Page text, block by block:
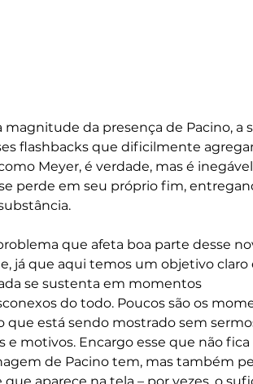
da presença de Pacino, a
flashbacks que dificilmente
Meyer, é verdade, mas é
perde em seu próprio fim,
que afeta boa parte desse
já que aqui temos um objetivo claro
se sustenta em momentos
do todo. Poucos são os
que está sendo mostrado sem
motivos. Encargo esse que não fica
de Pacino tem, mas também